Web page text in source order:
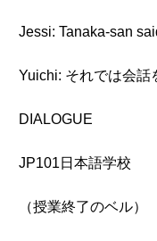
Jessi: Tanaka-san
Yuichi: それでは会話
DIALOGUE
JP101日本語学校
（授業終了のベル）